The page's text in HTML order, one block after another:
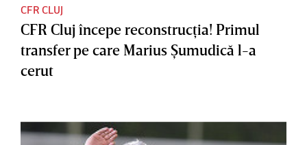
CFR CLUJ
CFR Cluj începe reconstrucţia! Primul
transfer pe care Marius Şumudică l-a
cerut